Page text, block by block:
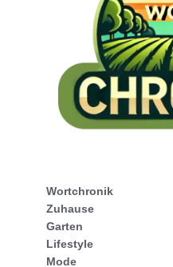
Wortchronik
Zuhause
Garten
Lifestyle
Mode